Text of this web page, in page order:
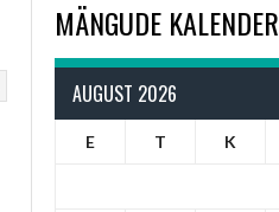
MÄNGUDE KALENDER
AUGUST 2026
E T K